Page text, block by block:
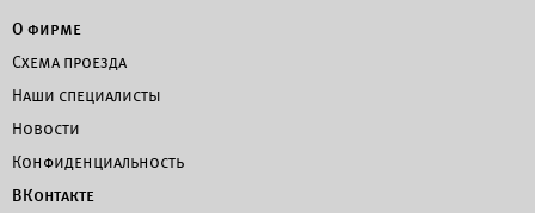
О фирме
Схема проезда
Наши специалисты
Новости
Конфиденциальность
ВКонтакте